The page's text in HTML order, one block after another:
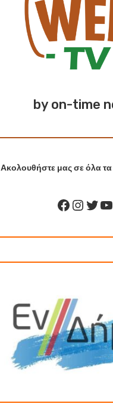
by on-time
Ακολουθήστε μας σε όλα